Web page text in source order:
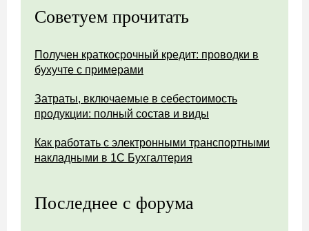
Советуем прочитать
Получен краткосрочный кредит: проводки в
бухучте с примерами
Затраты, включаемые в себестоимость
продукции: полный состав и виды
Как работать с электронными транспортными
накладными в 1С Бухгалтерия
Последнее с форума